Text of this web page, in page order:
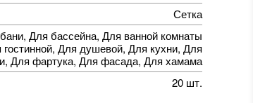
Сетка
Для бассейна, Для ванной комнаты
гостинной, Для душевой, Для кухни, Для
Для фартука, Для фасада, Для хамама
20 шт.